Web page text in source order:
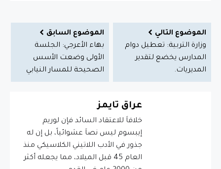
الموضوع التالي
وزارة التربية: تعطيل دوام
المدارس يخضع لتقدير
المديريات.
الموضوع السابق
بهاء الأعرجي: الجلسة
الأولى وضعت الأسس
الصحيحة للمسار النيابي
عراق تايمز
خلافاَ للاعتقاد السائد فإن لوريم
إيبسوم ليس نصاَ عشوائياً، بل إن له
جذور في الأدب اللاتيني الكلاسيكي منذ
العام 45 قبل الميلاد، مما يجعله أكثر